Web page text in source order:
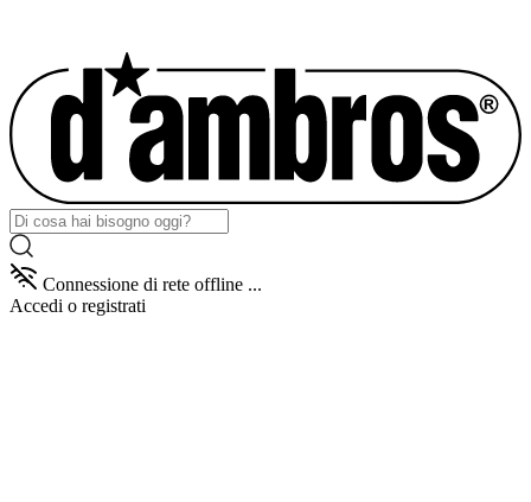
Connessione di rete offline ...
Accedi o registrati